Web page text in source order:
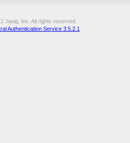
Jasig, Inc. All rights reserved.
Authentication Service 3.5.2.1